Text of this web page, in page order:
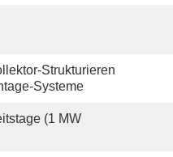
Strukturieren
Systeme
(1 MW